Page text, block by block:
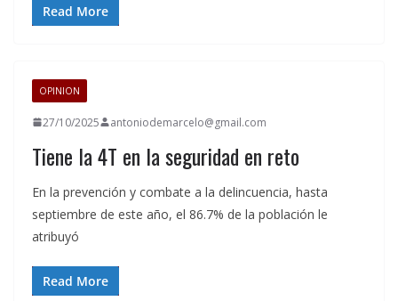
Read More
OPINION
27/10/2025 antoniodemarcelo@gmail.com
Tiene la 4T en la seguridad en reto
En la prevención y combate a la delincuencia, hasta
septiembre de este año, el 86.7% de la población le
atribuyó
Read More